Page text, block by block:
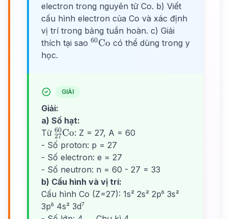
electron trong nguyên tử Co. b) Viết
cấu hình electron của Co và xác định
vị trí trong bảng tuần hoàn. c) Giải
thích tại sao ^{60}\text{Co}
60Co có thể dùng trong y
học.
GIẢI
Giải:
a) Số hạt:
Từ ^{60}_{27}\text{Co}
27
60Co: Z = 27, A = 60
- Số proton: p = 27
- Số electron: e = 27
- Số neutron: n = 60 - 27 = 33
b) Cấu hình và vị trí:
Cấu hình Co (Z=27): 1s² 2s² 2p⁶ 3s²
3p⁶ 4s² 3d⁷